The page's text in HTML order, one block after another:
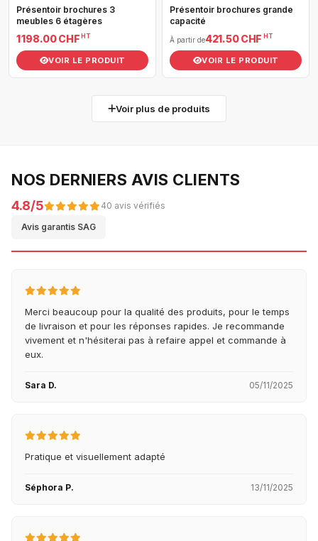
Présentoir brochures 3
meubles 6 étagères
1 198.00 CHF HT
VOIR LE PRODUIT
Présentoir brochures grande
capacité
À partir de421.50 CHF HT
VOIR LE PRODUIT
Voir plus de produits
NOS DERNIERS AVIS CLIENTS
4.8/5 40 avis vérifiés
Avis garantis SAG
Merci beaucoup pour la qualité des produits, pour le temps
de livraison et pour les réponses rapides. Je recommande
vivement et n'hésiterai pas à refaire appel et commande à
eux.
Sara D. 05/11/2025
Pratique et visuellement adapté
Séphora P. 13/11/2025